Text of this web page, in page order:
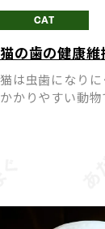
CAT
猫の歯の健康維
猫は虫歯になり
かかりやすい動